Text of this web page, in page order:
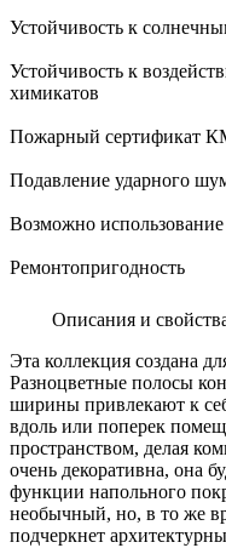
Устойчивость к
Устойчивость к
химикатов
Пожарный сертификат
Подавление ударного
Возможно
Ремонтопригодность
Описания и
Эта коллекция создана
Разноцветные полосы
ширины привлекают к
вдоль или поперек
пространством, делая
очень декоративна, она
функции напольного
необычный, но, в то же
подчеркнет